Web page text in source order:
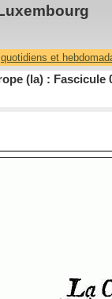
quotidiens et
(la) : Fascicule